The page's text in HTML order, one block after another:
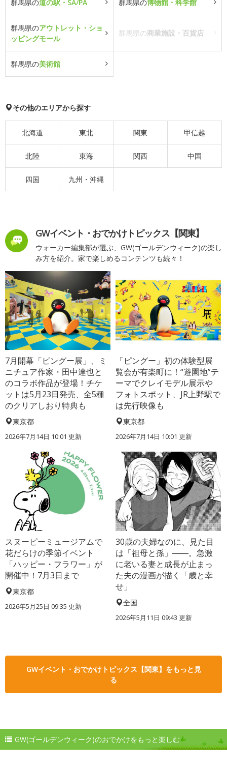
群馬県の道の駅・SA/PA 群馬県の博物館・科学館
群馬県のアウトレット・ショ
ッピングモール
群馬県の商業施設・百貨店
群馬県の美術館
その他のエリアから探す
北海道 東北 関東 甲信越
北陸 東海 関西 中国
四国 九州・沖縄
GWイベント・おでかけトピックス【関東】
ウォーカー編集部が選ぶ、GW(ゴールデンウィーク)の楽し
み方を紹介。家で楽しめるコンテンツも続々！
7月開幕「ピングー展」、ミ
ニチュア作家・田中達也と
のコラボ作品が登場！チケ
ットは5月23日発売、全5種
のクリアしおり特典も
東京都
2026年7月14日 10:01 更新
「ピングー」初の体験型展
覧会が有楽町に！“遊園地”テ
ーマでクレイモデル展示や
フォトスポット、JR上野駅で
は先行映像も
東京都
2026年7月14日 10:01 更新
スヌーピーミュージアムで
花だらけの季節イベント
「ハッピー・フラワー」が
開催中！7月3日まで
東京都
2026年5月25日 09:35 更新
30歳の夫婦なのに、見た目
は「祖母と孫」――。急激
に老いる妻と成長が止まっ
た夫の漫画が描く「歳と幸
せ」
全国
2026年5月11日 09:43 更新
GWイベント・おでかけトピックス【関東】をもっと見
る
GW(ゴールデンウィーク)のおでかけをもっと楽しむ